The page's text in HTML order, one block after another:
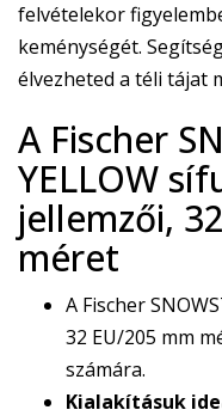
felvételekor
keménységét.
élvezheted a téli tájat
A Fischer
YELLOW
jellemzői,
méret
A Fischer
32 EU/205 mm
számára.
Kialakításuk